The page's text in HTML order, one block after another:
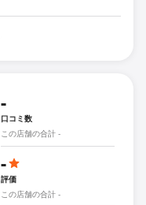
-
口コミ数
この店舗の合計 -
-
評価
この店舗の合計 -